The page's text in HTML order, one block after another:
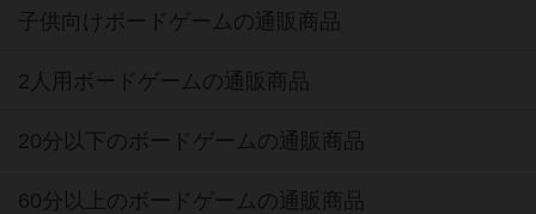
子供向けボードゲームの通販商品
2人用ボードゲームの通販商品
20分以下のボードゲームの通販商品
60分以上のボードゲームの通販商品